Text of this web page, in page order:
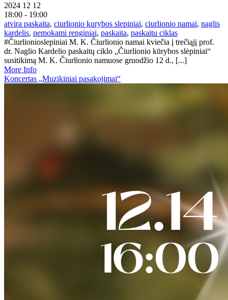
2024 12 12
18:00 - 19:00
atvira paskaita, ciurlionio kurybos slepiniai, ciurlionio namai, naglis
kardelis, nemokami renginiai, paskaita, paskaitu ciklas
#Čiurlionioslepiniai M. K. Čiurlionio namai kviečia į trečiąjį prof.
dr. Naglio Kardelio paskaitų ciklo „Čiurlionio kūrybos slėpiniai“
susitikimą M. K. Čiurlionio namuose gruodžio 12 d., [...]
More Info
Koncertas „Muzikiniai pasakojimai“